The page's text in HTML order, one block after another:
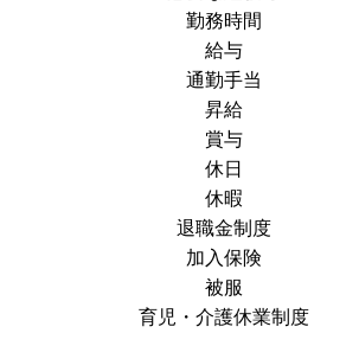
勤務時間
給与
通勤手当
昇給
賞与
休日
休暇
退職金制度
加入保険
被服
育児・介護休業制度